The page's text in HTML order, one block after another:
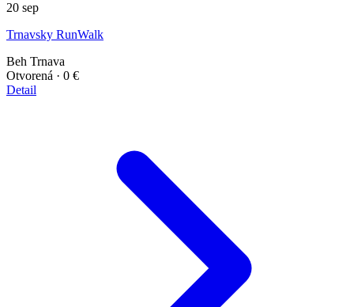
20 sep
Trnavsky RunWalk
Beh Trnava
Otvorená · 0 €
Detail